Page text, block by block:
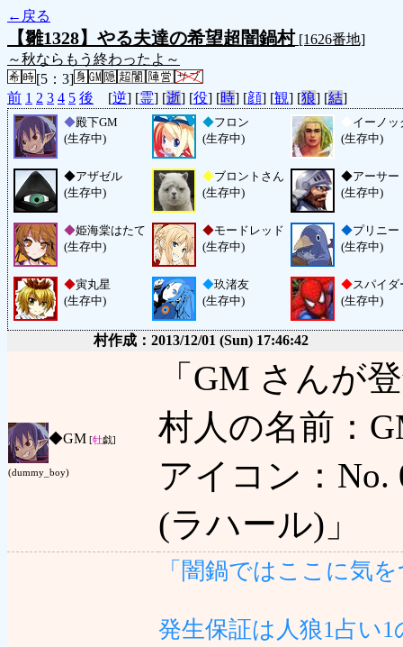
←戻る
【雛1328】やる夫達の希望超闇鍋村[1626番地]
～秋ならもう終わったよ～
[5：3]
前 1 2 3 4 5 後 [逆] [霊] [逝] [役] [時] [顔] [観] [狼] [結]
◆殿下GM
(生存中)
◆フロン
(生存中)
イーノッ
(生存中)
◆アザゼル
(生存中)
◆ブロントさん
(生存中)
◆アーサー
(生存中)
◆姫海棠はたて
(生存中)
◆モードレッド
(生存中)
◆プリニー
(生存中)
◆寅丸星
(生存中)
◆玖渚友
(生存中)
◆スパイダ
(生存中)
村作成：2013/12/01 (Sun) 17:46:42
◆GM [牡戯]
(dummy_boy)
「GM さんが
村人の名前：
アイコン：
(ラハール)」
「闇鍋ではここに気
発生保証は人狼1占い